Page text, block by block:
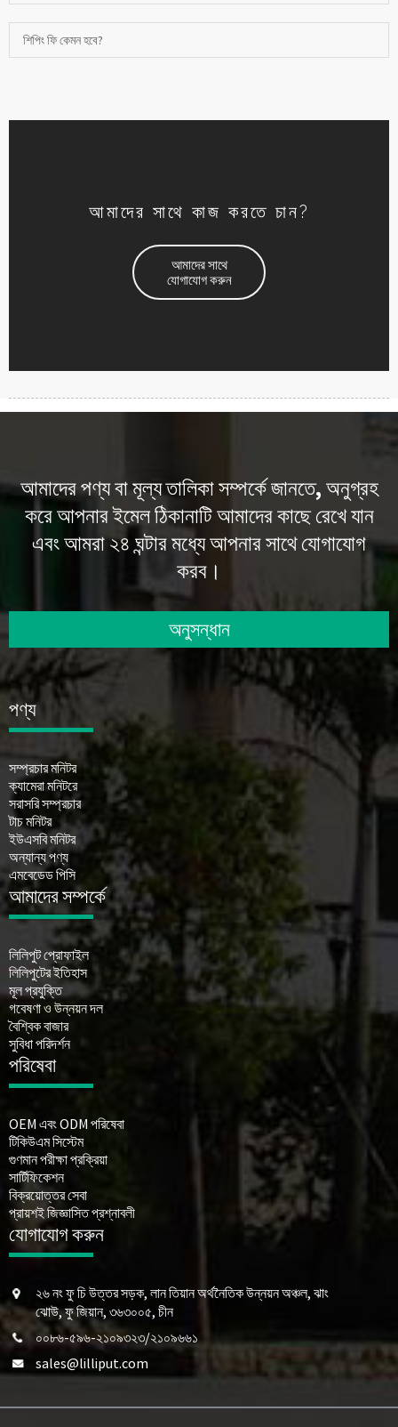
শিপিং ফি কেমন হবে?
আমাদের সাথে কাজ করতে চান?
আমাদের সাথে
যোগাযোগ করুন
আমাদের পণ্য বা মূল্য তালিকা সম্পর্কে জানতে, অনুগ্রহ
করে আপনার ইমেল ঠিকানাটি আমাদের কাছে রেখে যান
এবং আমরা ২৪ ঘন্টার মধ্যে আপনার সাথে যোগাযোগ
করব।
অনুসন্ধান
পণ্য
সম্প্রচার মনিটর
ক্যামেরা মনিটরে
সরাসরি সম্প্রচার
টাচ মনিটর
ইউএসবি মনিটর
অন্যান্য পণ্য
এমবেডেড পিসি
আমাদের সম্পর্কে
লিলিপুট প্রোফাইল
লিলিপুটের ইতিহাস
মূল প্রযুক্তি
গবেষণা ও উন্নয়ন দল
বৈশ্বিক বাজার
সুবিধা পরিদর্শন
পরিষেবা
OEM এবং ODM পরিষেবা
টিকিউএম সিস্টেম
গুণমান পরীক্ষা প্রক্রিয়া
সার্টিফিকেশন
বিক্রয়োত্তর সেবা
প্রায়শই জিজ্ঞাসিত প্রশ্নাবলী
যোগাযোগ করুন
২৬ নং ফু চি উত্তর সড়ক, লান তিয়ান অর্থনৈতিক উন্নয়ন অঞ্চল, ঝাং
ঝোউ, ফু জিয়ান, ৩৬৩০০৫, চীন
০০৮৬-৫৯৬-২১০৯৩২৩/২১০৯৬৬১
sales@lilliput.com